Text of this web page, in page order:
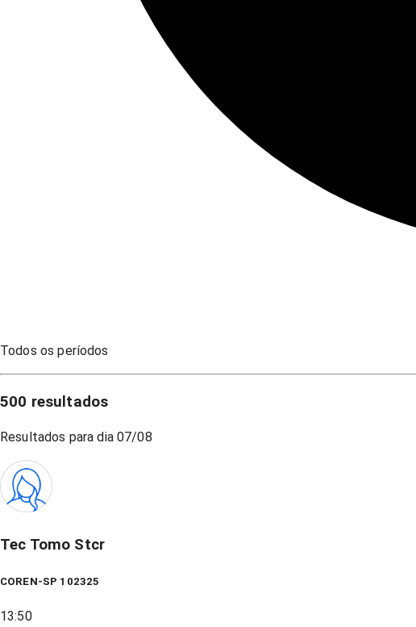
Todos os períodos
500 resultados
Resultados para dia 07/08
Tec Tomo Stcr
COREN-SP 102325
13:50